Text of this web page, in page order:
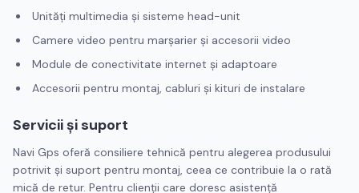
Unități multimedia și sisteme head-unit
Camere video pentru marșarier și accesorii video
Module de conectivitate internet și adaptoare
Accesorii pentru montaj, cabluri și kituri de instalare
Servicii și suport
Navi Gps oferă consiliere tehnică pentru alegerea produsului
potrivit și suport pentru montaj, ceea ce contribuie la o rată
mică de retur. Pentru clienții care doresc asistență